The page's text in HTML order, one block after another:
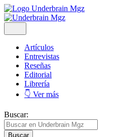
Artículos
Entrevistas
Reseñas
Editorial
Librería
👇 Ver más
Buscar: